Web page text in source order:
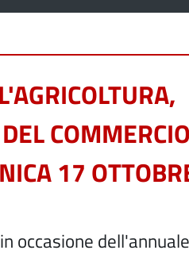
17
occasione